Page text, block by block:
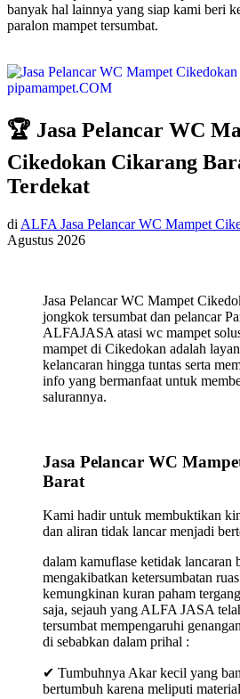
banyak hal lainnya yang siap kami beri
paralon mampet tersumbat.
🏆 Jasa Pelancar WC
Cikedokan Cikarang
Terdekat
di ALFA Jasa Pelancar WC Mampet
Agustus 2026
Jasa Pelancar WC Mampet
jongkok tersumbat dan pelancar
ALFAJASA atasi wc mampet
mampet di Cikedokan adalah
kelancaran hingga tuntas serta
info yang bermanfaat untuk
salurannya.
Jasa Pelancar WC
Barat
Kami hadir untuk membuktikan
dan aliran tidak lancar menjadi
dalam kamuflase ketidak lancaran
mengakibatkan ketersumbatan
kemungkinan kuran paham
saja, sejauh yang ALFA JASA
tersumbat mempengaruhi
di sebabkan dalam prihal :
✔ Tumbuhnya Akar kecil yang
bertumbuh karena meliputi